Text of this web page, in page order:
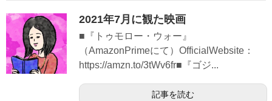
2021年7月に観た映画
■『トゥモロー・ウォー』
（AmazonPrimeにて）OfficialWebsite：
https://amzn.to/3tWv6fr■『ゴジ...
記事を読む